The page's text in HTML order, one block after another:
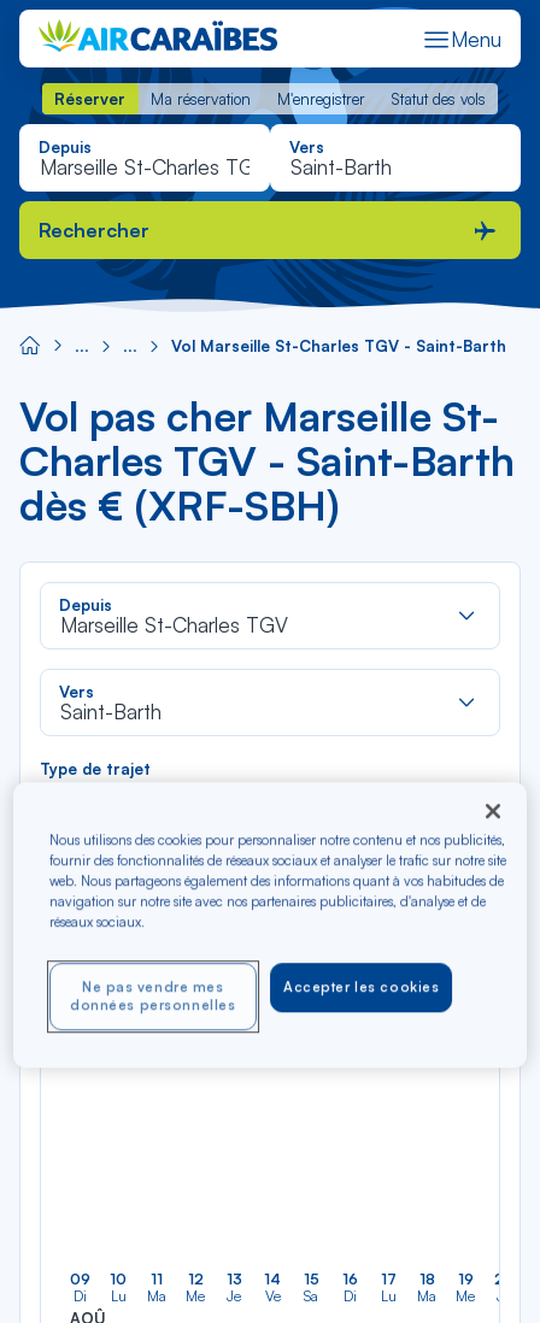
Menu
Réserver Ma réservation M'enregistrer Statut des vols
Réserver Ma réservation M'enregistrer Statut des vols
Depuis Vers
Rechercher
Vol Marseille St-Charles TGV - Saint-Barth
Vol pas cher Marseille St-
Charles TGV - Saint-Barth
dès € (XRF-SBH)
Depuis
Marseille St-Charles TGV
Vers
Saint-Barth
Type de trajet
Filtrer Vider
Précédent
N/A*
Aller / Retour — Économique
09
Di
AOÛ
10
Lu
11
Ma
12
Me
13
Je
14
Ve
15
Sa
16
Di
17
Lu
18
Ma
19
Me
20
Je
Nous utilisons des cookies pour personnaliser notre contenu et nos publicités,
fournir des fonctionnalités de réseaux sociaux et analyser le trafic sur notre site
web. Nous partageons également des informations quant à vos habitudes de
navigation sur notre site avec nos partenaires publicitaires, d'analyse et de
réseaux sociaux.
Accepter les cookies
Ne pas vendre mes
données personnelles